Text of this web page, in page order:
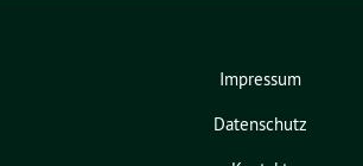
Impressum
Datenschutz